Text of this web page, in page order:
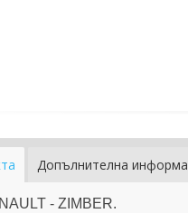
Допълнителна
- ZIMBER.